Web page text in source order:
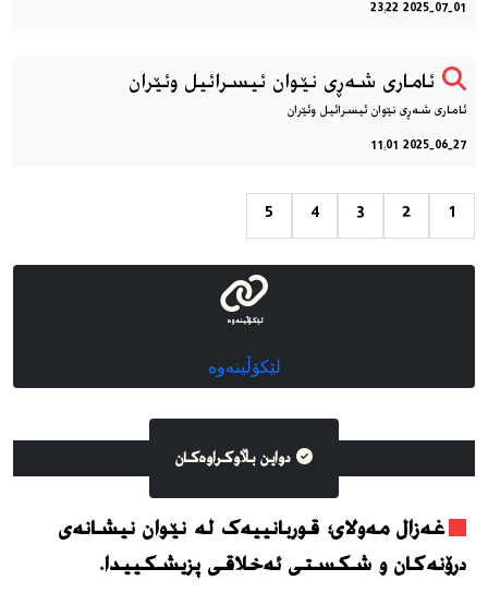
2025-07-01 23:22
ئاماری شەڕی نێوان ئیسرائیل وئێران
ئاماری شەڕی نێوان ئیسرائیل وئێران
2025-06-27 11:01
1
2
3
4
5
لێکۆڵینەوە
لێکۆڵینەوە
دواین بڵاوکراوه‌کان
غەزال مەولای؛ قوربانییەک لە نێوان نیشانەی
درۆنەکان و شکستی ئەخلاقی پزیشکییدا.